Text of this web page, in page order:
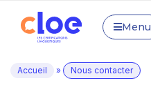
Menu
Accueil » Nous contacter